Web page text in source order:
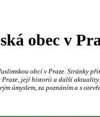
obec v
obcí v Praze. Stránky
Praze, její historii a další aktuality.
úmyslem, za poznáním a s